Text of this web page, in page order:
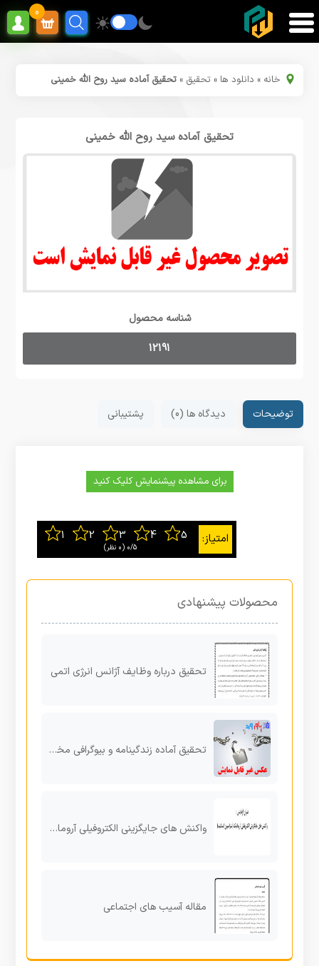
0
خانه » دانلود ها » تحقیق »تحقیق آماده سید روح الله خمینی
تحقیق آماده سید روح الله خمینی
شناسه محصول
12191
توضیحات دیدگاه ها (0) پشتیبانی
برای مشاهده پیشنمایش کلیک کنید
0/5 ‫(0 نظر)
محصولات پیشنهادی
تحقیق درباره وظايف آژانس انرژی اتمی
تحقیق آماده زندگینامه و بیوگرافی مختصري نادر شاه افشار
واکنش های جایگزینی الکتروفیلی آروماتیک (نیتراسیون استانلید)
مقاله آسیب های اجتماعی